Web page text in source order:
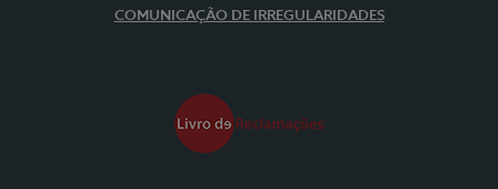
COMUNICAÇÃO DE IRREGULARIDADES